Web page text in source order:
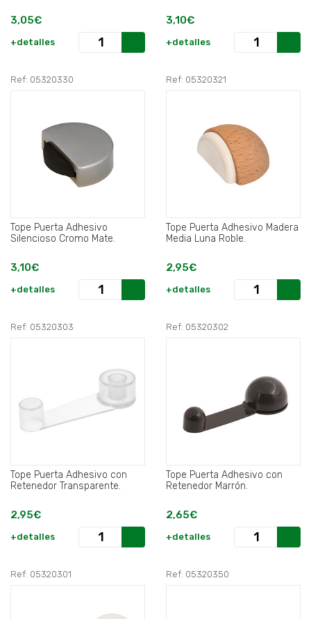
3,05€
+detalles
3,10€
+detalles
Ref: 05320330
Tope Puerta Adhesivo
Silencioso Cromo Mate.
3,10€
+detalles
Ref: 05320321
Tope Puerta Adhesivo Madera
Media Luna Roble.
2,95€
+detalles
Ref: 05320303
Tope Puerta Adhesivo con
Retenedor Transparente.
2,95€
+detalles
Ref: 05320302
Tope Puerta Adhesivo con
Retenedor Marrón.
2,65€
+detalles
Ref: 05320301 Ref: 05320350